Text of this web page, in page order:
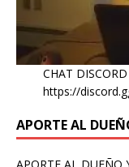
CHAT
https://
APORTE AL